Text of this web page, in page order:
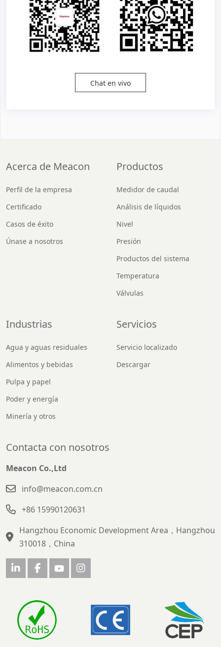
Chat en vivo
Acerca de Meacon
Perfil de la empresa
Certificado
Casos de éxito
Únase a nosotros
Productos
Medidor de caudal
Análisis de líquidos
Nivel
Presión
Productos del sistema
Temperatura
Válvulas
Industrias
Agua y aguas residuales
Alimentos y bebidas
Pulpa y papel
Poder y energía
Minería y otros
Servicios
Servicio localizado
Descargar
Contacta con nosotros
Meacon Co.,Ltd
info@meacon.com.cn
+86 15990120631
Hangzhou Economic Development Area，Hangzhou
310018，China